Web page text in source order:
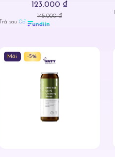
123.000 ₫
145.000 ₫
Trả sau 0đ
Mới -5%